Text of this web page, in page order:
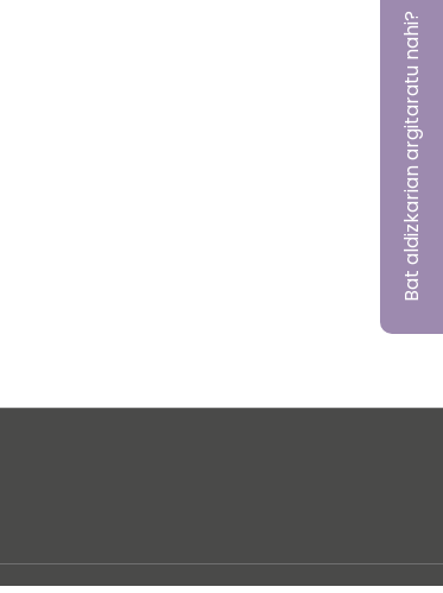
Bat aldizkarian argitaratu nahi?